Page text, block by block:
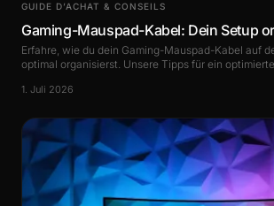
GUIDE D’ACHAT & CONSEILS
Gaming-Mauspad-Kabel: Dein Setup
Erfahre, wie du dein Gaming-Mauspad-Kabel auf
optimal organisierst. Unsere Tipps für ein
1. Juli 2026